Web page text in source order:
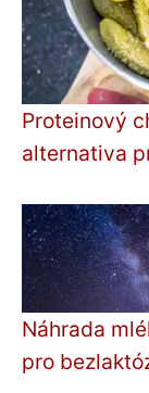
Proteinový
alternativa
Náhrada
pro